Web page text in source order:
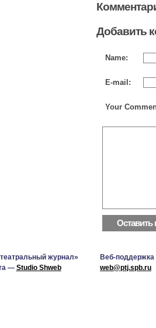
Добавить
Name:
E-mail:
Your
журнал»
— Studio Shweb
Веб-поддержка
web@ptj.spb.ru